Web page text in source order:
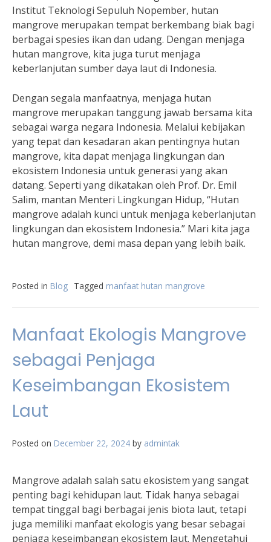
Institut Teknologi Sepuluh Nopember, hutan
mangrove merupakan tempat berkembang biak bagi
berbagai spesies ikan dan udang. Dengan menjaga
hutan mangrove, kita juga turut menjaga
keberlanjutan sumber daya laut di Indonesia.
Dengan segala manfaatnya, menjaga hutan
mangrove merupakan tanggung jawab bersama kita
sebagai warga negara Indonesia. Melalui kebijakan
yang tepat dan kesadaran akan pentingnya hutan
mangrove, kita dapat menjaga lingkungan dan
ekosistem Indonesia untuk generasi yang akan
datang. Seperti yang dikatakan oleh Prof. Dr. Emil
Salim, mantan Menteri Lingkungan Hidup, “Hutan
mangrove adalah kunci untuk menjaga keberlanjutan
lingkungan dan ekosistem Indonesia.” Mari kita jaga
hutan mangrove, demi masa depan yang lebih baik.
Posted in Blog Tagged manfaat hutan mangrove
Manfaat Ekologis Mangrove
sebagai Penjaga
Keseimbangan Ekosistem
Laut
Posted on December 22, 2024 by admintak
Mangrove adalah salah satu ekosistem yang sangat
penting bagi kehidupan laut. Tidak hanya sebagai
tempat tinggal bagi berbagai jenis biota laut, tetapi
juga memiliki manfaat ekologis yang besar sebagai
penjaga keseimbangan ekosistem laut. Mengetahui